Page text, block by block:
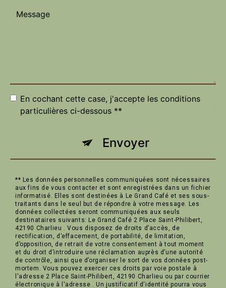
En cochant cette case, j'accepte les conditions
particulières ci-dessous **
Envoyer
** Les données personnelles communiquées sont nécessaires
aux fins de vous contacter et sont enregistrées dans un fichier
informatisé. Elles sont destinées à Le Grand Café et ses sous-
traitants dans le seul but de répondre à votre message. Les
données collectées seront communiquées aux seuls
destinataires suivants: Le Grand Café 2 Place Saint-Philibert,
42190 Charlieu . Vous disposez de droits d’accès, de
rectification, d’effacement, de portabilité, de limitation,
d’opposition, de retrait de votre consentement à tout moment
et du droit d’introduire une réclamation auprès d’une autorité
de contrôle, ainsi que d’organiser le sort de vos données post-
mortem. Vous pouvez exercer ces droits par voie postale à
l'adresse 2 Place Saint-Philibert, 42190 Charlieu ou par courrier
électronique à l'adresse . Un justificatif d'identité pourra vous